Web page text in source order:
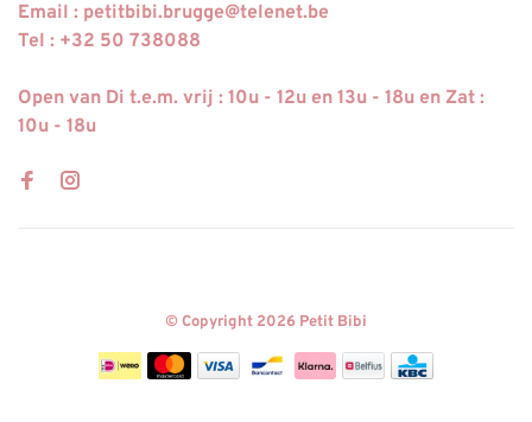
Email : petitbibi.brugge@telenet.be
Tel : +32 50 738088
Open van Di t.e.m. vrij : 10u - 12u en 13u - 18u en Zat :
10u - 18u
© Copyright 2026 Petit Bibi